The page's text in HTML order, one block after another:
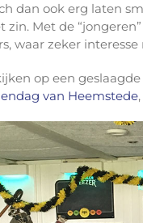
dan ook erg laten
Met de
waar zeker interesse
op een
van Heemstede